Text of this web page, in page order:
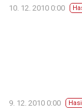
10. 12. 2010 0:00
9. 12. 2010 0:00